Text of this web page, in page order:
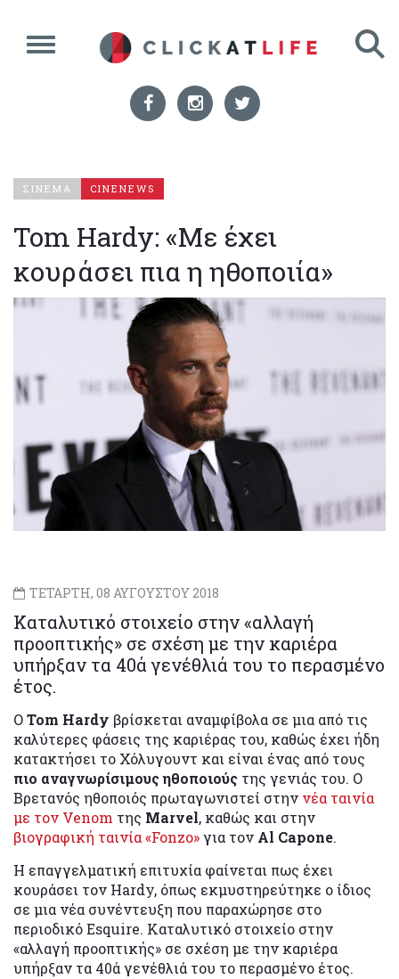
ΣΙΝΕΜΑ CINENEWS
Tom Hardy: «Με έχει
κουράσει πια η ηθοποιία»
ΤΕΤΑΡΤΗ, 08 ΑΥΓΟΥΣΤΟΥ 2018
Καταλυτικό στοιχείο στην «αλλαγή
προοπτικής» σε σχέση με την καριέρα
υπήρξαν τα 40ά γενέθλιά του το περασμένο
έτος.
ΟTom Hardy βρίσκεται αναμφίβολα σε μια από τις
καλύτερες φάσεις της καριέρας του, καθώς έχει ήδη
κατακτήσει το Χόλυγουντ και είναι ένας από τους
πιο αναγνωρίσιμους ηθοποιούς της γενιάς του. Ο
Βρετανός ηθοποιός πρωταγωνιστεί στην νέα ταινία
με τον Venom της Marvel, καθώς και στην
βιογραφική ταινία «Fonzo»για τον Al Capone.
Η επαγγελματική επιτυχία φαίνεται πως έχει
κουράσει τον Hardy, όπως εκμυστηρεύτηκε ο ίδιος
σε μια νέα συνέντευξη που παραχώρησε στο
περιοδικό Esquire. Καταλυτικό στοιχείο στην
«αλλαγή προοπτικής» σε σχέση με την καριέρα
υπήρξαν τα 40ά γενέθλιά του το περασμένο έτος.